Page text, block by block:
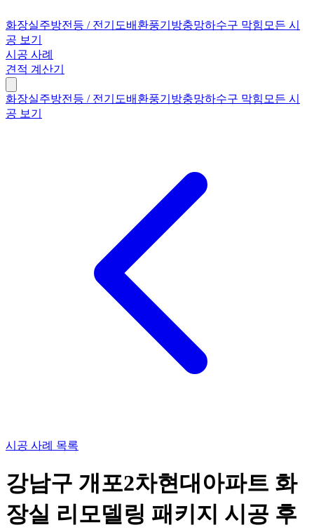
화장실주방전등 / 전기 도배 환풍기 방충망하수구 막힘 모든 시
공 보기
시공 사례
견적 계산기
화장실주방전등 / 전기 도배 환풍기 방충망하수구 막힘 모든 시
공 보기
시공 사례 목록
강남구 개포2차현대아파트 화
장실 리모델링 패키지 시공 후